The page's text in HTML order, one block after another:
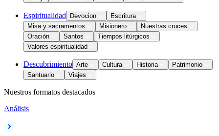
Espiritualidad Devocion
Escritura
Misa y sacramentos
Misionero
Nuestras cruces
Oración
Santos
Tiempos litúrgicos
Valores espiritualidad
Descubrimiento Arte Cultura Historia
Patrimonio
Santuario
Viajes
Nuestros formatos destacados
Análisis